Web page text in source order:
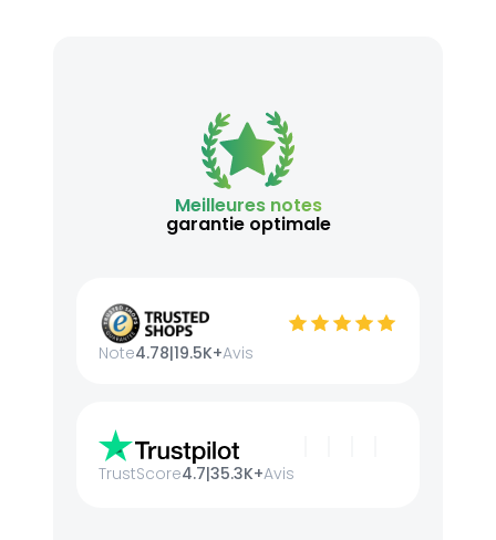
Meilleures notes
garantie optimale
Note4.78|19.5K+Avis
TrustScore4.7|35.3K+Avis